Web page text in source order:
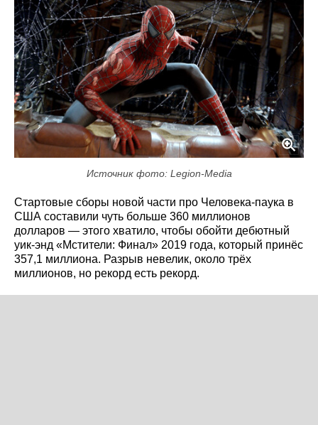
Источник фото: Legion-Media
Стартовые сборы новой части про Человека-паука в
США составили чуть больше 360 миллионов
долларов — этого хватило, чтобы обойти дебютный
уик-энд «Мстители: Финал» 2019 года, который принёс
357,1 миллиона. Разрыв невелик, около трёх
миллионов, но рекорд есть рекорд.